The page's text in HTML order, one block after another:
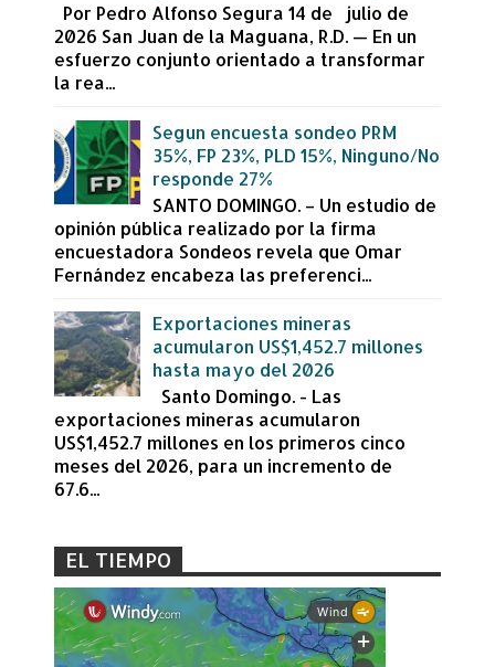
Por Pedro Alfonso Segura 14 de julio de
2026 San Juan de la Maguana, R.D. — En un
esfuerzo conjunto orientado a transformar
la rea...
Segun encuesta sondeo PRM
35%, FP 23%, PLD 15%, Ninguno/No
responde 27%
SANTO DOMINGO. – Un estudio de
opinión pública realizado por la firma
encuestadora Sondeos revela que Omar
Fernández encabeza las preferenci...
Exportaciones mineras
acumularon US$1,452.7 millones
hasta mayo del 2026
Santo Domingo. - Las
exportaciones mineras acumularon
US$1,452.7 millones en los primeros cinco
meses del 2026, para un incremento de
67.6...
EL TIEMPO